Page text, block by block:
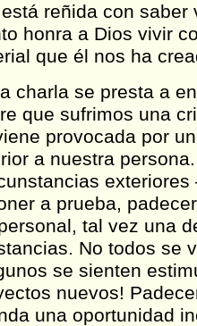
reñida con saber
honra a Dios vivir
que él nos ha
charla se presta a
que sufrimos una
provocada por
a nuestra
a prueba,
tal vez una
No todos se
se sienten
nuevos!
una oportunidad